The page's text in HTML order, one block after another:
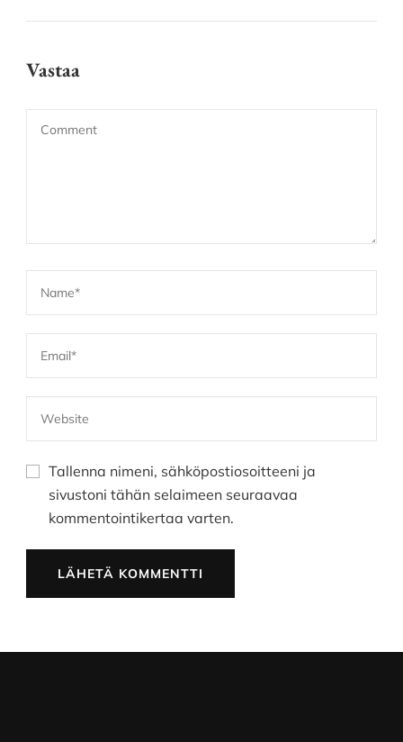
Vastaa
Tallenna nimeni, sähköpostiosoitteeni ja
sivustoni tähän selaimeen seuraavaa
kommentointikertaa varten.